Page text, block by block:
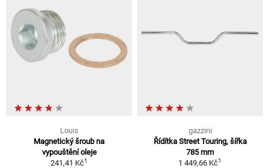
Louis
Magnetický šroub na
vypouštění oleje
241,41 Kč1
gazzini
Řídítka Street Touring, šířka
785 mm
1 449,66 Kč1